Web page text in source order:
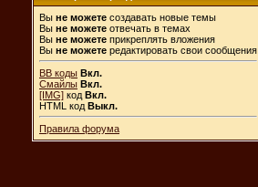
Вы не можете создавать новые темы
Вы не можете отвечать в темах
Вы не можете прикреплять вложения
Вы не можете редактировать свои сообщения
BB коды Вкл.
Смайлы Вкл.
[IMG] код Вкл.
HTML код Выкл.
Правила форума